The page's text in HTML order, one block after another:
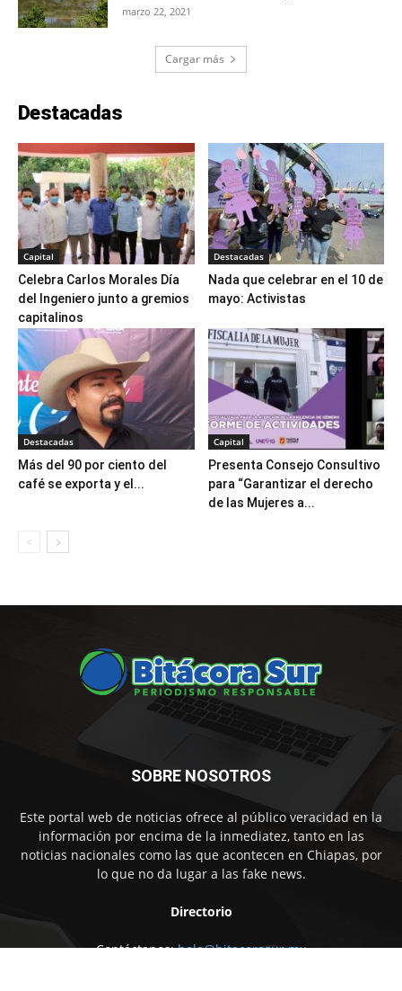
marzo 22, 2021
Cargar más
Destacadas
Capital
Celebra Carlos Morales Día
del Ingeniero junto a gremios
capitalinos
Destacadas
Nada que celebrar en el 10 de
mayo: Activistas
Destacadas
Más del 90 por ciento del
café se exporta y el...
Capital
Presenta Consejo Consultivo
para “Garantizar el derecho
de las Mujeres a...
SOBRE NOSOTROS
Este portal web de noticias ofrece al público veracidad en la
información por encima de la inmediatez, tanto en las
noticias nacionales como las que acontecen en Chiapas, por
lo que no da lugar a las fake news.
Directorio
Contáctanos:hola@bitacorasur.mx